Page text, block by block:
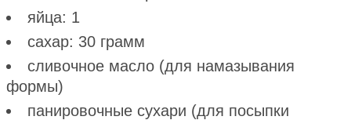
яйца: 1
сахар: 30 грамм
сливочное масло (для намазывания
формы)
панировочные сухари (для посыпки